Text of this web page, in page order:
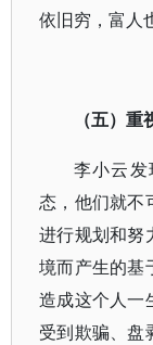
依旧穷，富人
（五）
李小云
态，他们就不
进行规划和努
境而产生的基
造成这个人一
受到欺骗、盘